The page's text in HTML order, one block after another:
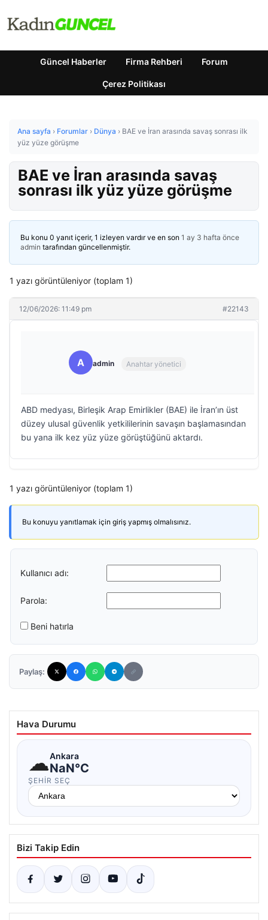
Güncel Haberler Firma Rehberi Forum
Çerez Politikası
Ana sayfa › Forumlar › Dünya › BAE ve İran arasında savaş sonrası ilk
yüz yüze görüşme
BAE ve İran arasında savaş
sonrası ilk yüz yüze görüşme
Bu konu 0 yanıt içerir, 1 izleyen vardır ve en son 1 ay 3 hafta önce
admin tarafından güncellenmiştir.
1 yazı görüntüleniyor (toplam 1)
12/06/2026: 11:49 pm #22143
A admin Anahtar yönetici
ABD medyası, Birleşik Arap Emirlikler (BAE) ile İran’ın üst
düzey ulusal güvenlik yetkililerinin savaşın başlamasından
bu yana ilk kez yüz yüze görüştüğünü aktardı.
1 yazı görüntüleniyor (toplam 1)
Bu konuyu yanıtlamak için giriş yapmış olmalısınız.
Kullanıcı adı:
Parola:
Beni hatırla
Paylaş:
Hava Durumu
☁Ankara
NaN°C
ŞEHIR SEÇ
Bizi Takip Edin